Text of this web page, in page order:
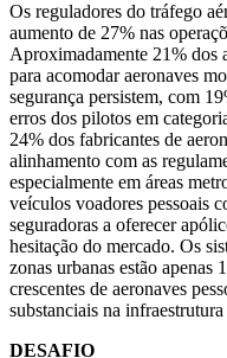
Os reguladores do tráfego
aumento de 27% nas
Aproximadamente 21% dos
para acomodar aeronaves
segurança persistem, com
erros dos pilotos em
24% dos fabricantes de
alinhamento com as
especialmente em áreas
veículos voadores pessoais
seguradoras a oferecer
hesitação do mercado. Os
zonas urbanas estão apenas
crescentes de aeronaves
substanciais na
DESAFIO